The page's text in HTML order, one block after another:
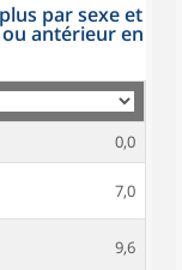
par sexe et
antérieur en
0,0
7,0
9,6